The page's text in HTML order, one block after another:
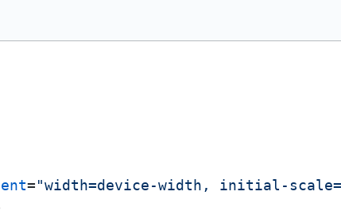
="width=device-width, initial-